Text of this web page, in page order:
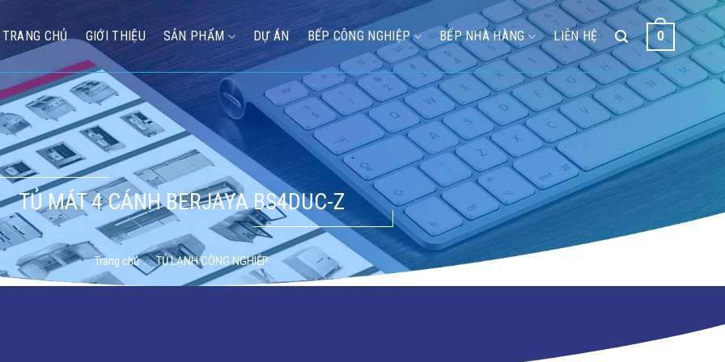
TRANG CHỦ GIỚI THIỆU SẢN PHẨM DỰ ÁN BẾP CÔNG NGHIỆP BẾP NHÀ HÀNG LIÊN HỆ 0
TỦ MÁT 4 CÁNH BERJAYA BS4DUC-Z
Trang chủ / TỦ LẠNH CÔNG NGHIỆP